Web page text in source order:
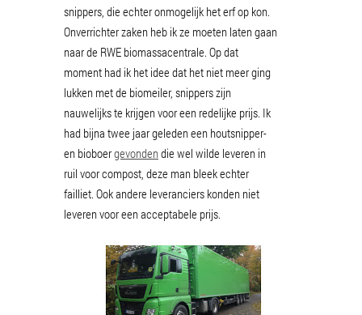
snippers, die echter onmogelijk het erf op kon.
Onverrichter zaken heb ik ze moeten laten gaan
naar de RWE biomassacentrale. Op dat
moment had ik het idee dat het niet meer ging
lukken met de biomeiler, snippers zijn
nauwelijks te krijgen voor een redelijke prijs. Ik
had bijna twee jaar geleden een houtsnipper-
en bioboergevonden die wel wilde leveren in
ruil voor compost, deze man bleek echter
failliet. Ook andere leveranciers konden niet
leveren voor een acceptabele prijs.